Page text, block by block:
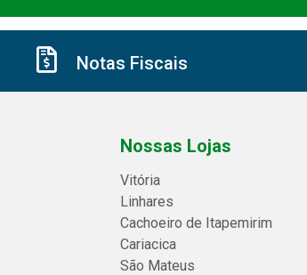
Notas Fiscais
Nossas Lojas
Vitória
Linhares
Cachoeiro de Itapemirim
Cariacica
São Mateus